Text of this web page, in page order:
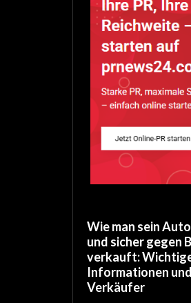
Wie man sein
und sicher gegen
verkauft:
Informationen
Verkäufer